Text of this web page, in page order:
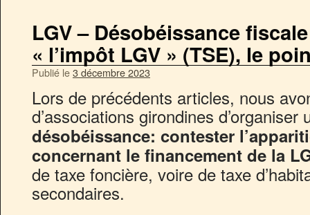
LGV – Désobéissance
« l’impôt LGV » (TSE), le
Publié le3 décembre 2023
Lors de précédents articles, nous
d’associations girondines d’organiser
désobéissance: contester
concernant le financement de la
de taxe foncière, voire de taxe
secondaires.